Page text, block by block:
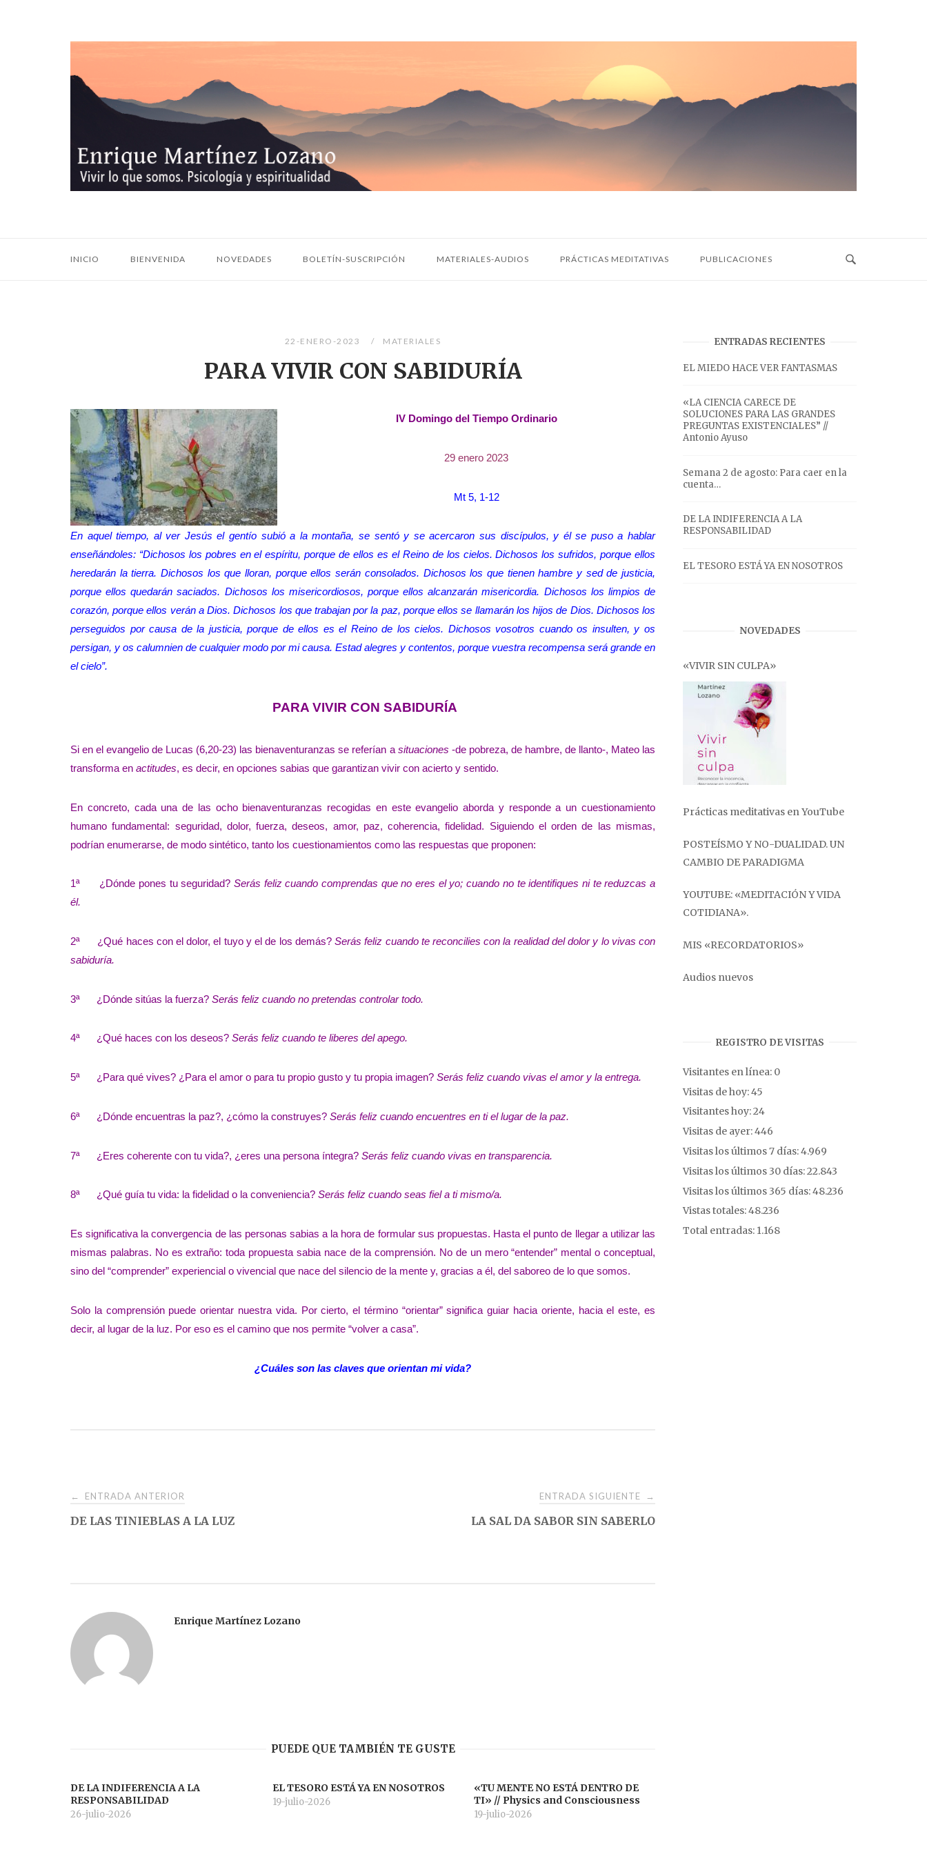
INICIO BIENVENIDA NOVEDADES BOLETÍN-SUSCRIPCIÓN MATERIALES-AUDIOS PRÁCTICAS MEDITATIVAS PUBLICACIONES
22-ENERO-2023 MATERIALES
PARA VIVIR CON SABIDURÍA
IV Domingo del Tiempo Ordinario
29 enero 2023
Mt 5, 1-12
En aquel tiempo, al ver Jesús el gentío subió a la montaña, se sentó y se acercaron sus discípulos, y él se puso a hablar
enseñándoles: “Dichosos los pobres en el espíritu, porque de ellos es el Reino de los cielos. Dichosos los sufridos, porque ellos
heredarán la tierra. Dichosos los que lloran, porque ellos serán consolados. Dichosos los que tienen hambre y sed de justicia,
porque ellos quedarán saciados. Dichosos los misericordiosos, porque ellos alcanzarán misericordia. Dichosos los limpios de
corazón, porque ellos verán a Dios. Dichosos los que trabajan por la paz, porque ellos se llamarán los hijos de Dios. Dichosos los
perseguidos por causa de la justicia, porque de ellos es el Reino de los cielos. Dichosos vosotros cuando os insulten, y os
persigan, y os calumnien de cualquier modo por mi causa. Estad alegres y contentos, porque vuestra recompensa será grande en
el cielo”.
PARA VIVIR CON SABIDURÍA
Si en el evangelio de Lucas (6,20-23) las bienaventuranzas se referían a situaciones -de pobreza, de hambre, de llanto-, Mateo las
transforma en actitudes, es decir, en opciones sabias que garantizan vivir con acierto y sentido.
En concreto, cada una de las ocho bienaventuranzas recogidas en este evangelio aborda y responde a un cuestionamiento
humano fundamental: seguridad, dolor, fuerza, deseos, amor, paz, coherencia, fidelidad. Siguiendo el orden de las mismas,
podrían enumerarse, de modo sintético, tanto los cuestionamientos como las respuestas que proponen:
1ª ¿Dónde pones tu seguridad? Serás feliz cuando comprendas que no eres el yo; cuando no te identifiques ni te reduzcas a
él.
2ª ¿Qué haces con el dolor, el tuyo y el de los demás?Serás feliz cuando te reconcilies con la realidad del dolor y lo vivas con
sabiduría.
3ª ¿Dónde sitúas la fuerza? Serás feliz cuando no pretendas controlar todo.
4ª ¿Qué haces con los deseos? Serás feliz cuando te liberes del apego.
5ª ¿Para qué vives? ¿Para el amor o para tu propio gusto y tu propia imagen? Serás feliz cuando vivas el amor y la entrega.
6ª ¿Dónde encuentras la paz?, ¿cómo la construyes? Serás feliz cuando encuentres en ti el lugar de la paz.
7ª ¿Eres coherente con tu vida?, ¿eres una persona íntegra? Serás feliz cuando vivas en transparencia.
8ª ¿Qué guía tu vida: la fidelidad o la conveniencia? Serás feliz cuando seas fiel a ti mismo/a.
Es significativa la convergencia de las personas sabias a la hora de formular sus propuestas. Hasta el punto de llegar a utilizar las
mismas palabras. No es extraño: toda propuesta sabia nace de la comprensión. No de un mero “entender” mental o conceptual,
sino del “comprender” experiencial o vivencial que nace del silencio de la mente y, gracias a él, del saboreo de lo que somos.
Solo la comprensión puede orientar nuestra vida. Por cierto, el término “orientar” significa guiar hacia oriente, hacia el este, es
decir, al lugar de la luz. Por eso es el camino que nos permite “volver a casa”.
¿Cuáles son las claves que orientan mi vida?
Navegación
de
← ENTRADA ANTERIOR
DE LAS TINIEBLAS A LA LUZ
ENTRADA SIGUIENTE →
LA SAL DA SABOR SIN SABERLO
Enrique Martínez Lozano
PUEDE QUE TAMBIÉN TE GUSTE
DE LA INDIFERENCIA A LA
RESPONSABILIDAD
26-julio-2026
EL TESORO ESTÁ YA EN NOSOTROS
19-julio-2026
«TU MENTE NO ESTÁ DENTRO DE
TI» // Physics and Consciousness
19-julio-2026
ENTRADAS RECIENTES
EL MIEDO HACE VER FANTASMAS
«LA CIENCIA CARECE DE
SOLUCIONES PARA LAS GRANDES
PREGUNTAS EXISTENCIALES” //
Antonio Ayuso
Semana 2 de agosto: Para caer en la
cuenta…
DE LA INDIFERENCIA A LA
RESPONSABILIDAD
EL TESORO ESTÁ YA EN NOSOTROS
NOVEDADES
«VIVIR SIN CULPA»
Prácticas meditativas en YouTube
POSTEÍSMO Y NO-DUALIDAD. UN
CAMBIO DE PARADIGMA
YOUTUBE: «MEDITACIÓN Y VIDA
COTIDIANA».
MIS «RECORDATORIOS»
Audios nuevos
REGISTRO DE VISITAS
Visitantes en línea: 0
Visitas de hoy:45
Visitantes hoy:24
Visitas de ayer:446
Visitas los últimos 7 días:4.969
Visitas los últimos 30 días:22.843
Visitas los últimos 365 días:48.236
Vistas totales:48.236
Total entradas: 1.168